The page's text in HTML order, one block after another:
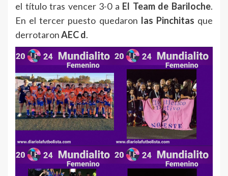
el título tras vencer 3-0 a El Team de Bariloche.
En el tercer puesto quedaron las Pinchitas que
derrotaronAEC d.